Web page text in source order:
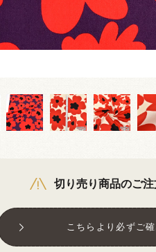
切り売り商品のご
こちらより必ずご